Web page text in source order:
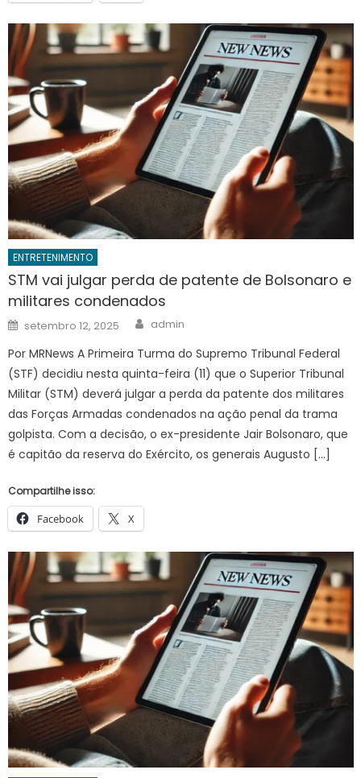
ENTRETENIMENTO
STM vai julgar perda de patente de Bolsonaro e
militares condenados
Posted
on
setembro 12, 2025 Author
admin
Por MRNews A Primeira Turma do Supremo Tribunal Federal
(STF) decidiu nesta quinta-feira (11) que o Superior Tribunal
Militar (STM) deverá julgar a perda da patente dos militares
das Forças Armadas condenados na ação penal da trama
golpista. Com a decisão, o ex-presidente Jair Bolsonaro, que
é capitão da reserva do Exército, os generais Augusto […]
Compartilhe isso:
Facebook X